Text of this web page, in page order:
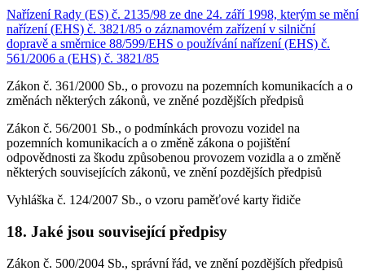
Nařízení Rady (ES) č. 2135/98 ze dne 24. září 1998, kterým se mění
nařízení (EHS) č. 3821/85 o záznamovém zařízení v silniční
dopravě a směrnice 88/599/EHS o používání nařízení (EHS) č.
561/2006 a (EHS) č. 3821/85
Zákon č. 361/2000 Sb., o provozu na pozemních komunikacích a o
změnách některých zákonů, ve zněné pozdějších předpisů
Zákon č. 56/2001 Sb., o podmínkách provozu vozidel na
pozemních komunikacích a o změně zákona o pojištění
odpovědnosti za škodu způsobenou provozem vozidla a o změně
některých souvisejících zákonů, ve znění pozdějších předpisů
Vyhláška č. 124/2007 Sb., o vzoru paměťové karty řidiče
18. Jaké jsou související předpisy
Zákon č. 500/2004 Sb., správní řád, ve znění pozdějších předpisů